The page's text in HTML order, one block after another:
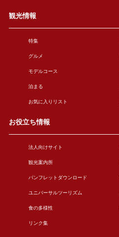
観光情報
特集
グルメ
モデルコース
泊まる
お気に入りリスト
お役立ち情報
法人向けサイト
観光案内所
パンフレットダウンロード
ユニバーサルツーリズム
食の多様性
リンク集